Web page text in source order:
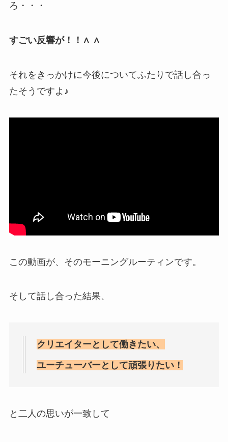
ろ・・・
すごい反響が！！∧ ∧
それをきっかけに今後についてふたりで話し合っ
たそうですよ♪
この動画が、そのモーニングルーティンです。
そして話し合った結果、
クリエイターとして働きたい、
ユーチューバーとして頑張りたい！
と二人の思いが一致して